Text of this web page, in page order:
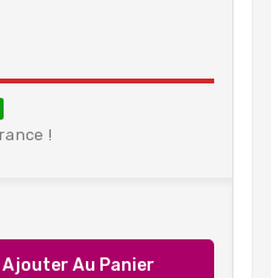
!
Ajouter Au Panier